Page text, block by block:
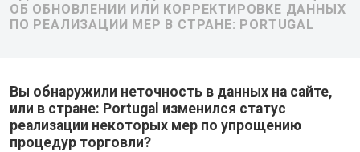
ОБ ОБНОВЛЕНИИ ИЛИ КОРРЕКТИРОВКЕ ДАННЫХ
ПО РЕАЛИЗАЦИИ МЕР В СТРАНЕ: PORTUGAL
Вы обнаружили неточность в данных на сайте,
или в стране: Portugal изменился статус
реализации некоторых мер по упрощению
процедур торговли?